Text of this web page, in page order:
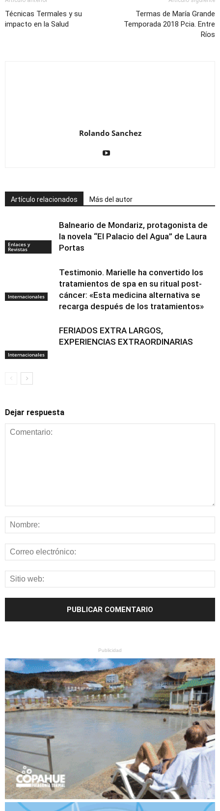
Técnicas Termales y su
impacto en la Salud
Termas de María Grande
Temporada 2018 Pcia. Entre
Ríos
Rolando Sanchez
Artículo relacionados Más del autor
Enlaces y
Revistas
Balneario de Mondariz, protagonista de
la novela “El Palacio del Agua” de Laura
Portas
Internacionales
Testimonio. Marielle ha convertido los
tratamientos de spa en su ritual post-
cáncer: «Esta medicina alternativa se
recarga después de los tratamientos»
Internacionales
FERIADOS EXTRA LARGOS,
EXPERIENCIAS EXTRAORDINARIAS
Dejar respuesta
Publicidad